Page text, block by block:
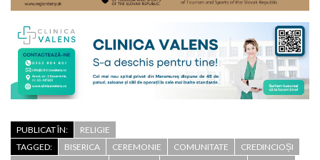
PUBLICAT ÎN:
RELIGIE
TAGGED:
BISERICA CEREMONIE COMUNITATE
CREDINCIOȘI